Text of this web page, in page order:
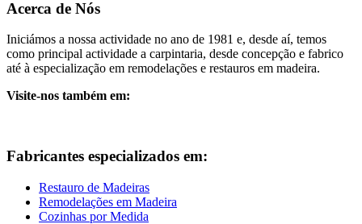
Acerca de Nós
Iniciámos a nossa actividade no ano de 1981 e, desde aí, temos
como principal actividade a carpintaria, desde concepção e fabrico
até à especialização em remodelações e restauros em madeira.
Visite-nos também em:
Fabricantes especializados em:
Restauro de Madeiras
Remodelações em Madeira
Cozinhas por Medida